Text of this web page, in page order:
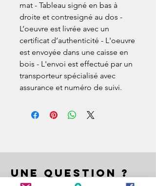
mat - Tableau signé en bas à
droite et contresigné au dos -
L’oeuvre est livrée avec un
certificat d’authenticité - L'oeuvre
est envoyée dans une caisse en
bois - L'envoi est effectué par un
transporteur spécialisé avec
assurance et numéro de suivi.
UNE QUESTION ?